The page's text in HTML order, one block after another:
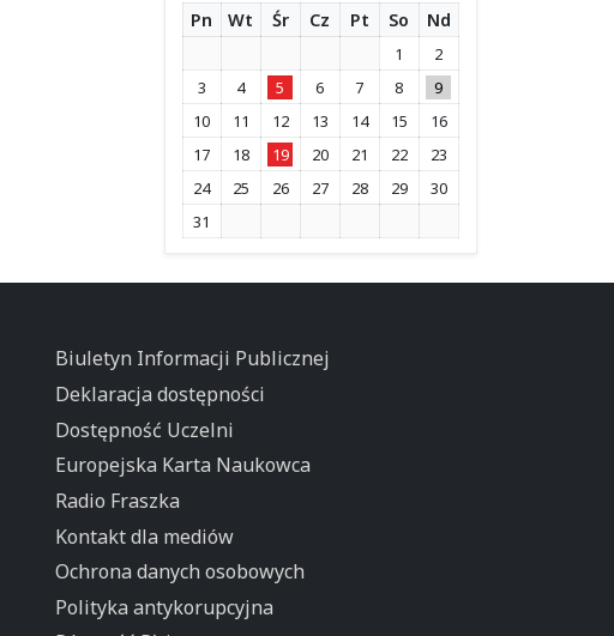
Pn
Wt Śr Cz Pt So Nd
1
2
3
4 5 6 7 8
9
10
11 12 13 14 15
16
17
18 19 20 21 22
23
24
25 26 27 28 29
30
31
Biuletyn Informacji Publicznej
Deklaracja dostępności
Dostępność Uczelni
Europejska Karta Naukowca
Radio Fraszka
Kontakt dla mediów
Ochrona danych osobowych
Polityka antykorupcyjna